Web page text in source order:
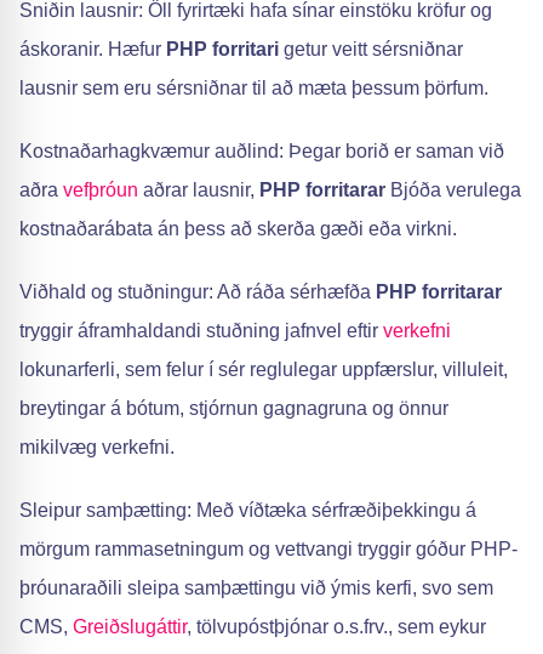
Sniðin lausnir: Öll fyrirtæki hafa sínar einstöku kröfur og
áskoranir. Hæfur PHP forritari getur veitt sérsniðnar
lausnir sem eru sérsniðnar til að mæta þessum þörfum.
Kostnaðarhagkvæmur auðlind: Þegar borið er saman við
aðra vefþróun aðrar lausnir, PHP forritarar Bjóða verulega
kostnaðarábata án þess að skerða gæði eða virkni.
Viðhald og stuðningur: Að ráða sérhæfða PHP forritarar
tryggir áframhaldandi stuðning jafnvel eftir verkefni
lokunarferli, sem felur í sér reglulegar uppfærslur, villuleit,
breytingar á bótum, stjórnun gagnagruna og önnur
mikilvæg verkefni.
Sleipur samþætting: Með víðtæka sérfræðiþekkingu á
mörgum rammasetningum og vettvangi tryggir góður PHP-
þróunaraðili sleipa samþættingu við ýmis kerfi, svo sem
CMS, Greiðslugáttir, tölvupóstþjónar o.s.frv., sem eykur